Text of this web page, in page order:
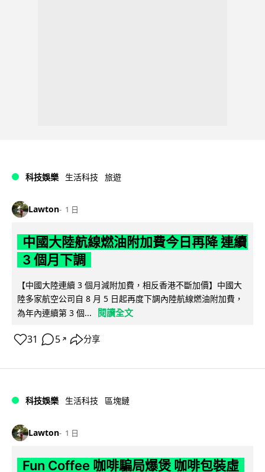
科技娛樂 生活科技 旅遊
Lawton 1 日
中國大陸航線燃油附加費今日再降 連續
3 個月下調
【中國大陸連續 3 個月減附加費，相反香港不斷加價】中國大
陸多家航空公司自 8 月 5 日起再度下調內陸航線燃油附加費，
為年內連續第 3 個...
閱讀全文
31 5 ↗ 分享
科技娛樂 生活科技 區塊鏈
Lawton 1 日
Fun Coffee 咖啡騙局爆煲 咖啡包裝虛